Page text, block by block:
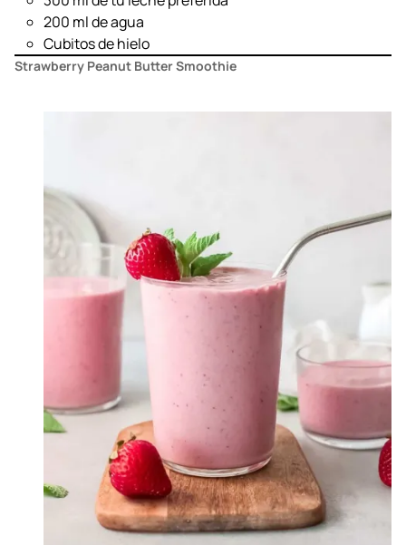
200 ml de agua
Cubitos de hielo
Strawberry Peanut Butter Smoothie